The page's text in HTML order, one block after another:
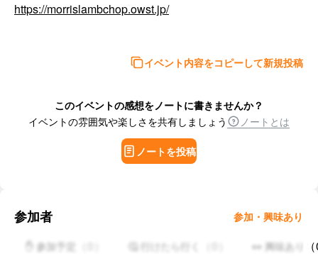
https://morrislambchop.owst.jp/
イベント内容をコピーして新規投稿
このイベントの感想をノートに書きませんか？
イベントの雰囲気や楽しさを共有しましょう
ノートとは
ノートを投稿
参加者 参加・興味あり
✋ 参加予定 🤔 行けたら行く 👀 興味あり （